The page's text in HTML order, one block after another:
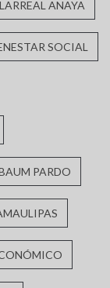
ANAYA
SOCIAL
PARDO